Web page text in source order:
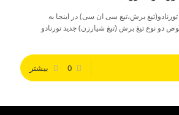
برش،تیغ سی ان سی) در اینجا به
دو نوع تیغ برش (تیغ شیارزن) جدید تورنادو
0 بیشتر